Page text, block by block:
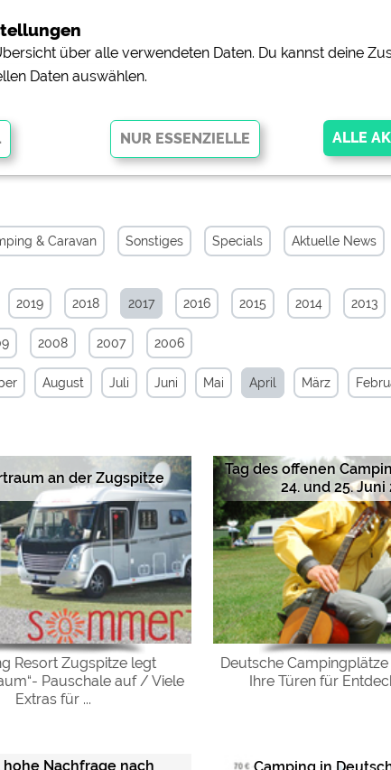
von April 2017
& Caravan Sonstiges Specials Aktuelle News
2019 2018 2017 2016 2015 2014 2013
2008 2007 2006
August Juli Juni Mai April März
an der Zugspitze
Resort Zugspitze legt
Pauschale auf / Viele
Extras für ...
Tag des offenen
24. und 25. Juni
Deutsche
Ihre Türen für
hohe Nachfrage nach
Camping in
über alle verwendeten Daten. Du kannst deine
Daten auswählen.
Ohne diese Cookies werden Teile der Website
https://policies.google.com/privacy
der Internetseiten von
siehe Datenschutzerklärung des
Anfahrt usw.)
https://policies.google.com/privacy
https://policies.google.com/privacy
https://policies.google.com/privacy
https://policies.google.com/privacy
https://policies.google.com/privacy
können jeder Zeit im Footer über "COOKIES" geändert